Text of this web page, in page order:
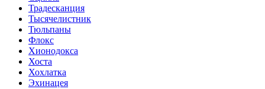
Традесканция
Тысячелистник
Тюльпаны
Флокс
Хионодокса
Хоста
Хохлатка
Эхинацея